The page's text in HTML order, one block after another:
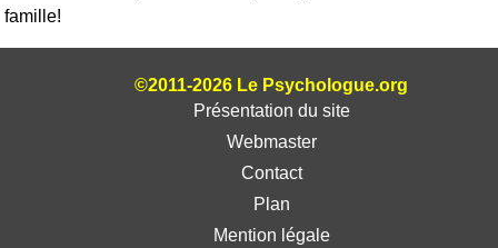
famille!
©2011-2026 Le Psychologue.org
Présentation du site
Webmaster
Contact
Plan
Mention légale